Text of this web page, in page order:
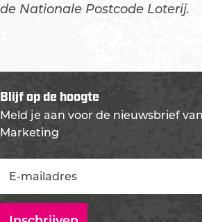
de Nationale Postcode Loterij.
Blijf op de hoogte
Meld je aan voor de nieuwsbrief
Marketing